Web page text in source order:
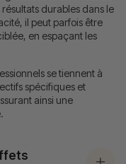
durables dans le
il peut parfois être
en espaçant les
se tiennent à
spécifiques et
ainsi une